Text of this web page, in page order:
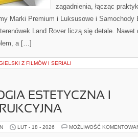
zagadnienia, łącząc
Marki Premium i Luksusowe i Samochody
Land Rover liczą się detale. Nawet
a […]
Z FILMÓW I SERIALI
ESTETYCZNA I
LUT - 18 - 2026 MOŻLIWOŚĆ